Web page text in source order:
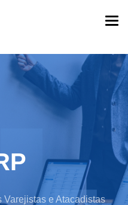
Varejistas e Atacadistas